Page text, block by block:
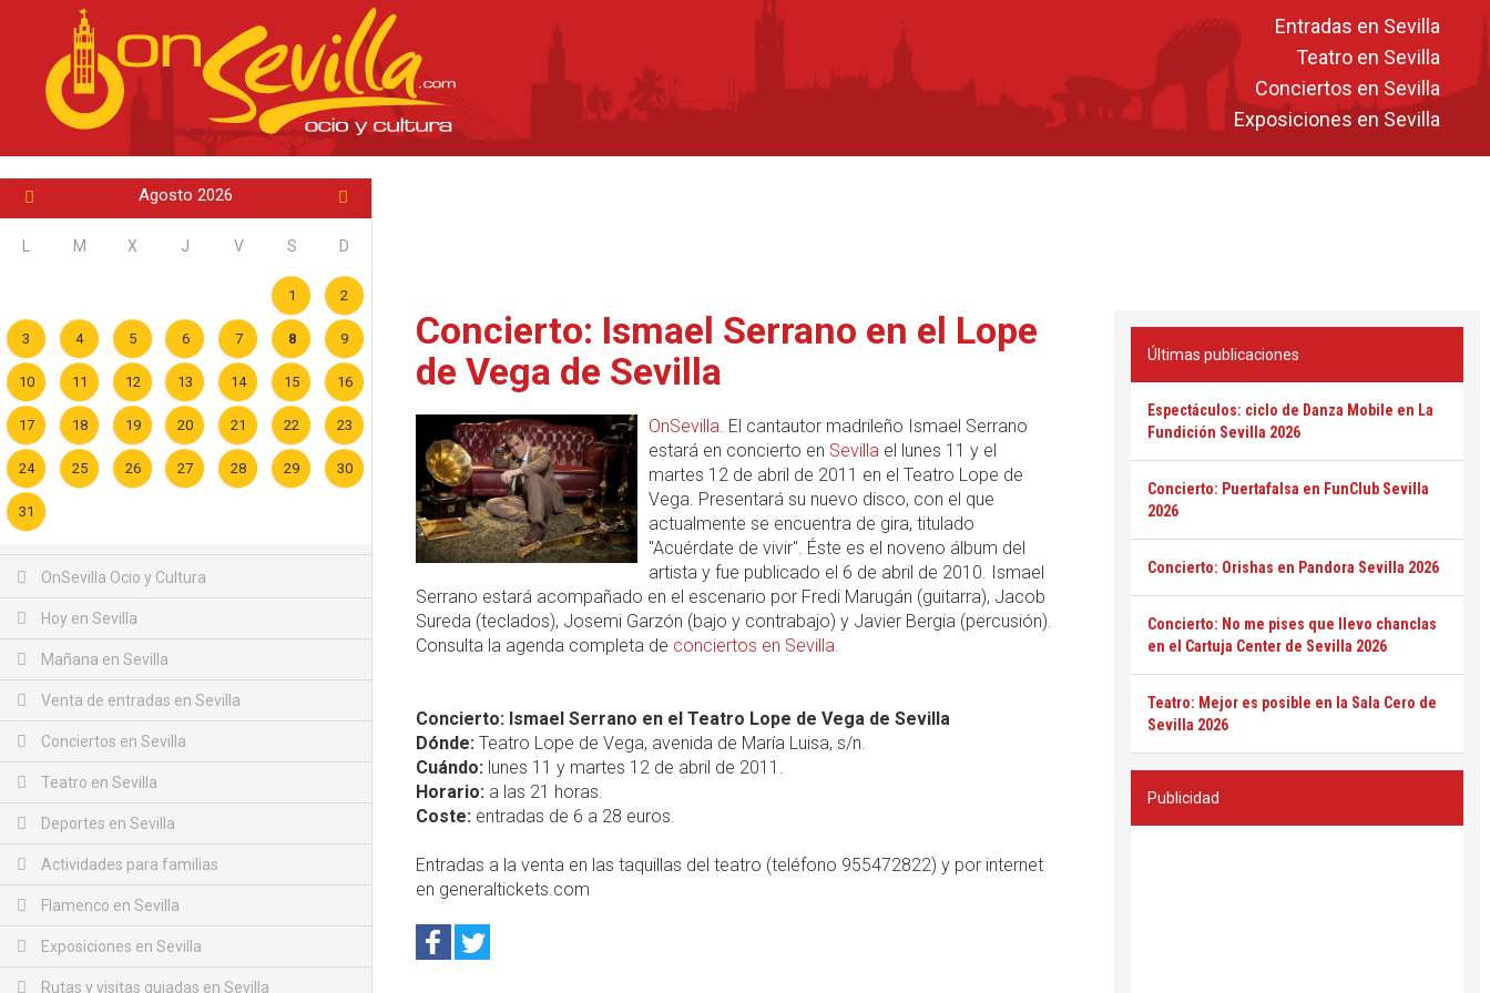
Entradas en Sevilla
Teatro en Sevilla
Conciertos en Sevilla
Exposiciones en Sevilla
Agosto 2026
M X J V S D
1 2
3 4 5 6 7 8 9
10 11 12 13 14 15 16
17 18 19 20 21 22 23
24 25 26 27 28 29 30
31
OnSevilla Ocio y Cultura
Hoy en Sevilla
Mañana en Sevilla
Venta de entradas en Sevilla
Conciertos en Sevilla
Teatro en Sevilla
Deportes en Sevilla
Actividades para familias
Flamenco en Sevilla
Exposiciones en Sevilla
Rutas y visitas guiadas en Sevilla
Concierto: Ismael Serrano en el Lope
de Vega de Sevilla
OnSevilla. El cantautor madrileño Ismael Serrano
estará en concierto en Sevilla el lunes 11 y el
martes 12 de abril de 2011 en el Teatro Lope de
Vega. Presentará su nuevo disco, con el que
actualmente se encuentra de gira, titulado
"Acuérdate de vivir". Éste es el noveno álbum del
artista y fue publicado el 6 de abril de 2010. Ismael
Serrano estará acompañado en el escenario por Fredi Marugán (guitarra), Jacob
Sureda (teclados), Josemi Garzón (bajo y contrabajo) y Javier Bergia (percusión).
Consulta la agenda completa de conciertos en Sevilla.
Concierto: Ismael Serrano en el Teatro Lope de Vega de Sevilla
Dónde: Teatro Lope de Vega, avenida de María Luisa, s/n.
Cuándo: lunes 11 y martes 12 de abril de 2011.
Horario: a las 21 horas.
Coste: entradas de 6 a 28 euros.
Entradas a la venta en las taquillas del teatro (teléfono 955472822) y por internet
en generaltickets.com
Últimas publicaciones
Espectáculos: ciclo de Danza Mobile en La
Fundición Sevilla 2026
Concierto: Puertafalsa en FunClub Sevilla
2026
Concierto: Orishas en Pandora Sevilla 2026
Concierto: No me pises que llevo chanclas
en el Cartuja Center de Sevilla 2026
Teatro: Mejor es posible en la Sala Cero de
Sevilla 2026
Publicidad